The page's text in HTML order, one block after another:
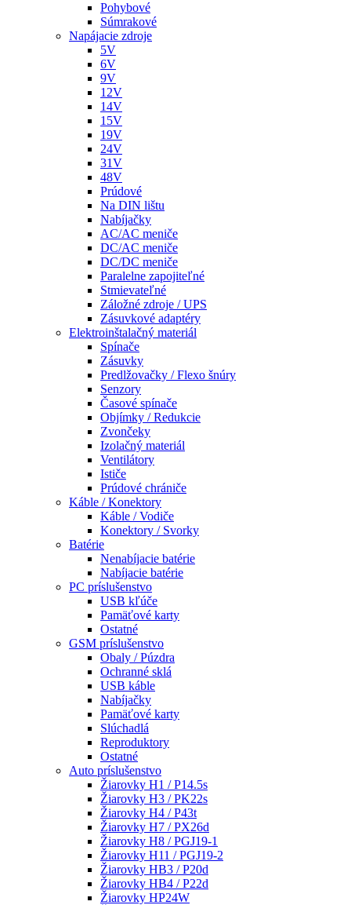
Pohybové
Súmrakové
Napájacie zdroje
5V
6V
9V
12V
14V
15V
19V
24V
31V
48V
Prúdové
Na DIN lištu
Nabíjačky
AC/AC meniče
DC/AC meniče
DC/DC meniče
Paralelne zapojiteľné
Stmievateľné
Záložné zdroje / UPS
Zásuvkové adaptéry
Elektroinštalačný materiál
Spínače
Zásuvky
Predlžovačky / Flexo šnúry
Senzory
Časové spínače
Objímky / Redukcie
Zvončeky
Izolačný materiál
Ventilátory
Ističe
Prúdové chrániče
Káble / Konektory
Káble / Vodiče
Konektory / Svorky
Batérie
Nenabíjacie batérie
Nabíjacie batérie
PC príslušenstvo
USB kľúče
Pamäťové karty
Ostatné
GSM príslušenstvo
Obaly / Púzdra
Ochranné sklá
USB káble
Nabíjačky
Pamäťové karty
Slúchadlá
Reproduktory
Ostatné
Auto príslušenstvo
Žiarovky H1 / P14.5s
Žiarovky H3 / PK22s
Žiarovky H4 / P43t
Žiarovky H7 / PX26d
Žiarovky H8 / PGJ19-1
Žiarovky H11 / PGJ19-2
Žiarovky HB3 / P20d
Žiarovky HB4 / P22d
Žiarovky HP24W